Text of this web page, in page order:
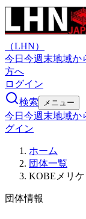
（LHN）
今日 今週末地域か
方へ
ログイン
検索
メニュー
今日 今週末地域か
グイン
ホーム
団体一覧
KOBEメリ
団体情報